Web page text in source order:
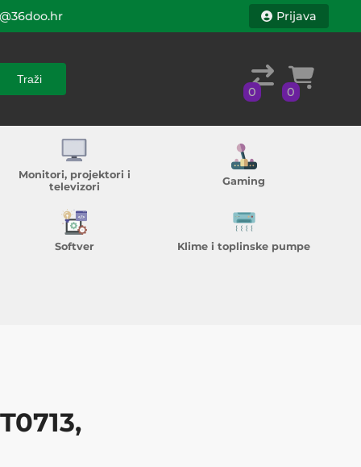
Traži
Prijava
Traži
0 0
Monitori, projektori i
televizori
Gaming
Softver Klime i toplinske pumpe